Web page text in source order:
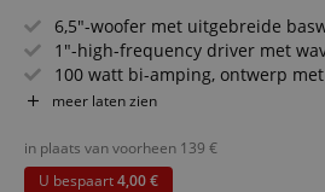
6,5"-woofer met uitgebreide
1"-high-frequency driver met
100 watt bi-amping, ontwerp
bassreflexpoort
Professionele Burr-Brown A/D-
Directe FLAT- en HYPE-
Draadloze stereo-
meer laten zien
in plaats van voorheen 139 €
U bespaart4,00 €